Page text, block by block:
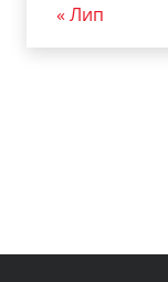
« Лип